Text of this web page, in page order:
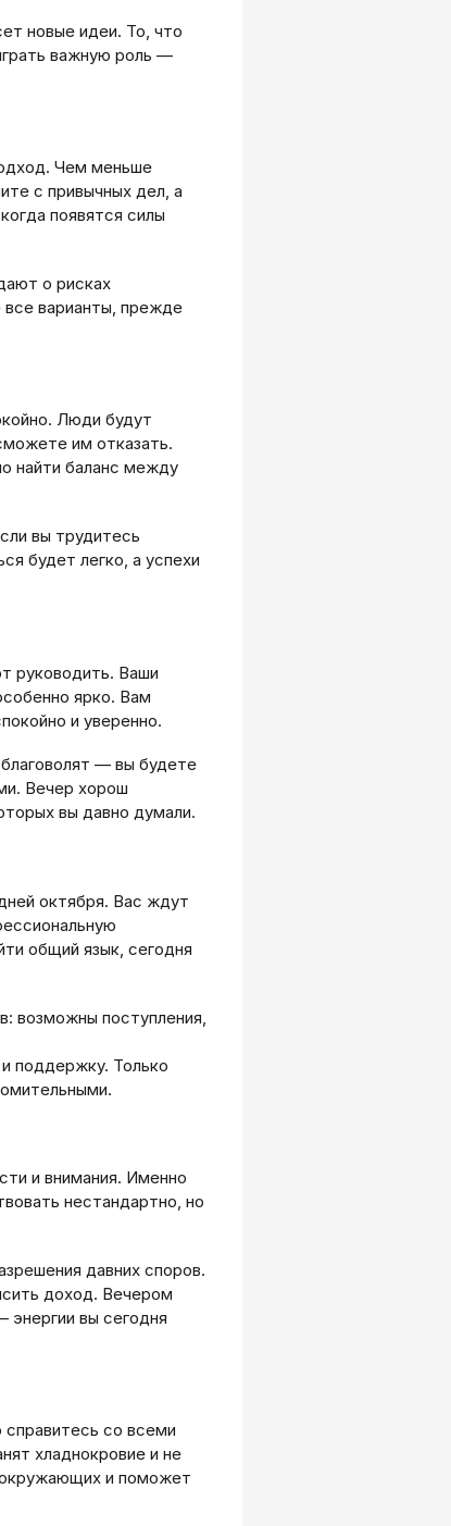
новые идеи. То, что
важную роль —
Чем меньше
с привычных дел, а
появятся силы
о рисках
все варианты, прежде
Люди будут
им отказать.
найти баланс между
вы трудитесь
будет легко, а успехи
руководить. Ваши
ярко. Вам
и уверенно.
— вы будете
Вечер хорош
вы давно думали.
октября. Вас ждут
общий язык, сегодня
возможны поступления,
поддержку. Только
и внимания. Именно
нестандартно, но
давних споров.
доход. Вечером
вы сегодня
со всеми
хладнокровие и не
окружающих и поможет